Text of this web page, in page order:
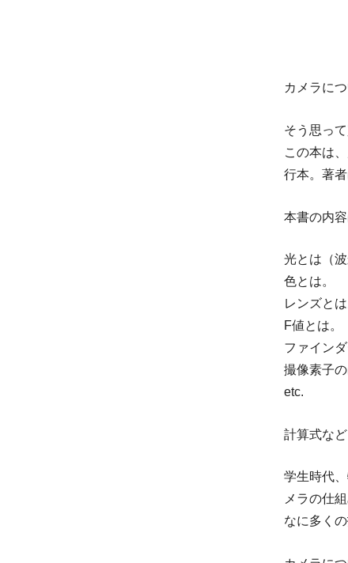
カメラに
そう思っ
この本は
行本。著
本書の内
光とは（波
色とは。
レンズとは
F値とは。
ファインダ
撮像素子の
etc.
計算式な
学生時代
メラの仕
なに多く